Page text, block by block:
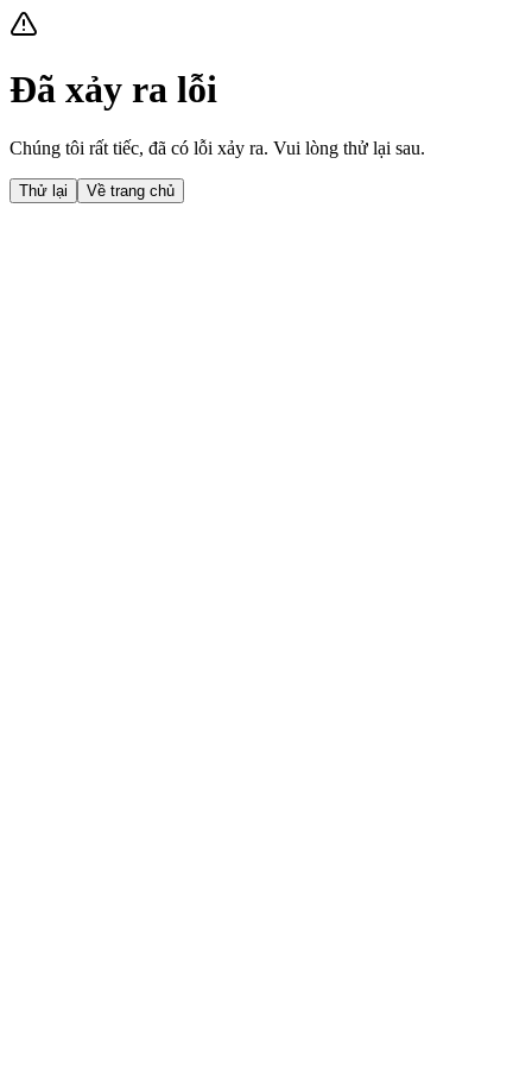
Đã xảy ra lỗi
Chúng tôi rất tiếc, đã có lỗi xảy ra. Vui lòng thử lại sau.
Thử lại Về trang chủ